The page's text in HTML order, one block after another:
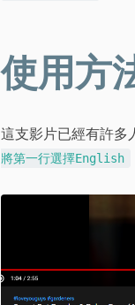
使用方
這支影片已經有許多
將第一行選擇English